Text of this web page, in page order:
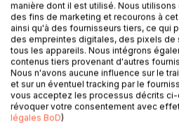
Laisser un avis
DESCRIPTION
manière dont il est utilisé. Nous
des fins de marketing et recourons à
ainsi qu'à des fournisseurs tiers, ce qui
des empreintes digitales, des pixels de
tous les appareils. Nous intégrons
contenus tiers provenant d'autres
Nous n'avons aucune influence sur le
et sur un éventuel tracking par le
vous acceptez les processus décrits
révoquer votre consentement avec
légales BoD)